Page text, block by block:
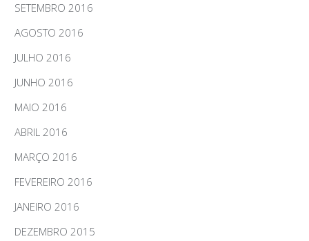
SETEMBRO 2016
AGOSTO 2016
JULHO 2016
JUNHO 2016
MAIO 2016
ABRIL 2016
MARÇO 2016
FEVEREIRO 2016
JANEIRO 2016
DEZEMBRO 2015